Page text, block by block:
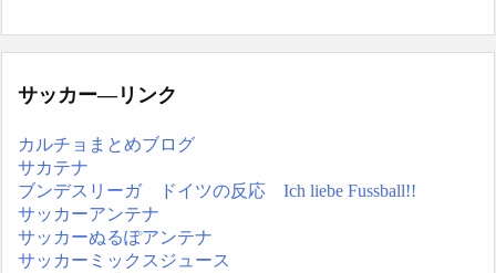
サッカー―リンク
カルチョまとめブログ
サカテナ
ブンデスリーガ ドイツの反応 Ich liebe Fussball!!
サッカーアンテナ
サッカーぬるぽアンテナ
サッカーミックスジュース